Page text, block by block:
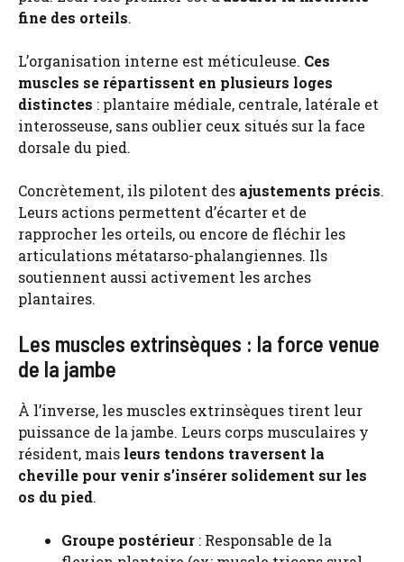
fine des orteils.
L’organisation interne est méticuleuse. Ces
muscles se répartissent en plusieurs loges
distinctes : plantaire médiale, centrale, latérale et
interosseuse, sans oublier ceux situés sur la face
dorsale du pied.
Concrètement, ils pilotent des ajustements précis.
Leurs actions permettent d’écarter et de
rapprocher les orteils, ou encore de fléchir les
articulations métatarso-phalangiennes. Ils
soutiennent aussi activement les arches
plantaires.
Les muscles extrinsèques : la force venue
de la jambe
À l’inverse, les muscles extrinsèques tirent leur
puissance de la jambe. Leurs corps musculaires y
résident, mais leurs tendons traversent la
cheville pour venir s’insérer solidement sur les
os du pied.
Groupe postérieur : Responsable de la